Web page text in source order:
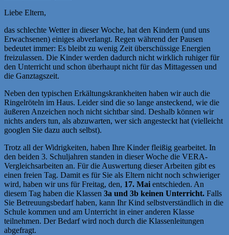
Liebe Eltern,
das schlechte Wetter in dieser Woche, hat den Kindern (und uns
Erwachsenen) einiges abverlangt. Regen während der Pausen
bedeutet immer: Es bleibt zu wenig Zeit überschüssige Energien
freizulassen. Die Kinder werden dadurch nicht wirklich ruhiger für
den Unterricht und schon überhaupt nicht für das Mittagessen und
die Ganztagszeit.
Neben den typischen Erkältungskrankheiten haben wir auch die
Ringelröteln im Haus. Leider sind die so lange ansteckend, wie die
äußeren Anzeichen noch nicht sichtbar sind. Deshalb können wir
nichts anders tun, als abzuwarten, wer sich angesteckt hat (vielleicht
googlen Sie dazu auch selbst).
Trotz all der Widrigkeiten, haben Ihre Kinder fleißig gearbeitet. In
den beiden 3. Schuljahren standen in dieser Woche die VERA-
Vergleichsarbeiten an. Für die Auswertung dieser Arbeiten gibt es
einen freien Tag. Damit es für Sie als Eltern nicht noch schwieriger
wird, haben wir uns für Freitag, den, 17. Mai entschieden. An
diesem Tag haben die Klassen 3a und 3b keinen Unterricht. Falls
Sie Betreuungsbedarf haben, kann Ihr Kind selbstverständlich in die
Schule kommen und am Unterricht in einer anderen Klasse
teilnehmen. Der Bedarf wird noch durch die Klassenleitungen
abgefragt.